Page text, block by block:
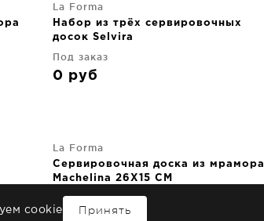
La Forma
Набор из трёх сервировочных
досок Selvira
Под заказ
0 руб
La Forma
Сервировочная доска из мрамора
Machelina 26X15 CM
Под заказ
0 руб
cookie Принять